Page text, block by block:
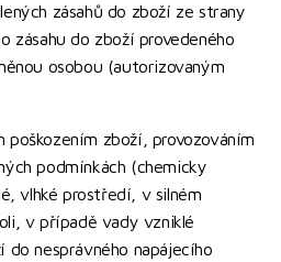
zásahů do zboží ze strany
zásahu do zboží provedeného
osobou (autorizovaným
poškozením zboží, provozováním
podmínkách (chemicky
vlhké prostředí, v silném
v případě vady vzniklé
do nesprávného napájecího